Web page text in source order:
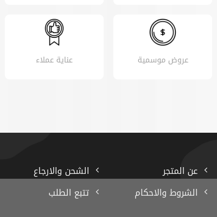
عروض موسمية عناية عملاء
عن المتجر
الشروط والاحكام
الشحن والارجاع
تتبع الطلب